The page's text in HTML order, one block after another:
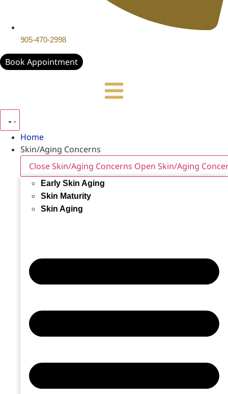
905-470-2998
Book Appointment
Home
Skin/Aging Concerns
Close Skin/Aging Concerns Open Skin/Aging
Early Skin Aging
Skin Maturity
Skin Aging